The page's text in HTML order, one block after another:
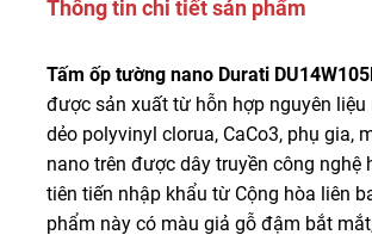
Thông tin chi tiết sản phẩm
Tấm ốp tường nano Durati
được sản xuất từ hỗn hợp nguyên liệu
dẻo polyvinyl clorua, CaCo3, phụ gia,
nano trên được dây truyền công nghệ
tiên tiến nhập khẩu từ Cộng hòa liên
phẩm này có màu giả gỗ đậm bắt